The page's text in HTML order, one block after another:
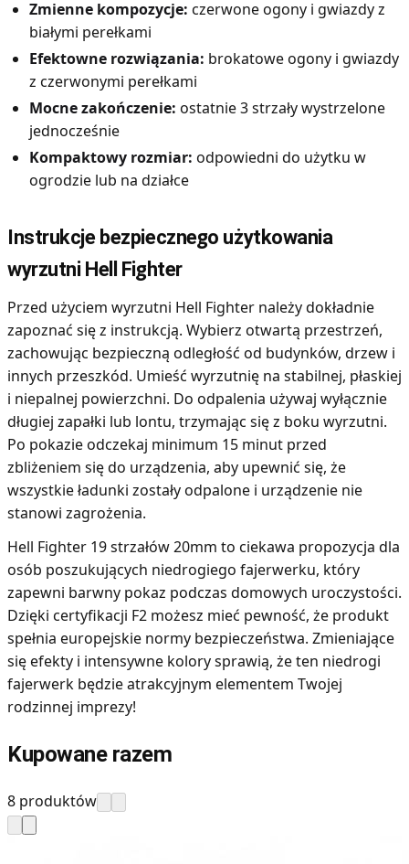
Zmienne kompozycje: czerwone ogony i gwiazdy z
białymi perełkami
Efektowne rozwiązania: brokatowe ogony i gwiazdy
z czerwonymi perełkami
Mocne zakończenie: ostatnie 3 strzały wystrzelone
jednocześnie
Kompaktowy rozmiar: odpowiedni do użytku w
ogrodzie lub na działce
Instrukcje bezpiecznego użytkowania
wyrzutni Hell Fighter
Przed użyciem wyrzutni Hell Fighter należy dokładnie
zapoznać się z instrukcją. Wybierz otwartą przestrzeń,
zachowując bezpieczną odległość od budynków, drzew i
innych przeszkód. Umieść wyrzutnię na stabilnej, płaskiej
i niepalnej powierzchni. Do odpalenia używaj wyłącznie
długiej zapałki lub lontu, trzymając się z boku wyrzutni.
Po pokazie odczekaj minimum 15 minut przed
zbliżeniem się do urządzenia, aby upewnić się, że
wszystkie ładunki zostały odpalone i urządzenie nie
stanowi zagrożenia.
Hell Fighter 19 strzałów 20mm to ciekawa propozycja dla
osób poszukujących niedrogiego fajerwerku, który
zapewni barwny pokaz podczas domowych uroczystości.
Dzięki certyfikacji F2 możesz mieć pewność, że produkt
spełnia europejskie normy bezpieczeństwa. Zmieniające
się efekty i intensywne kolory sprawią, że ten niedrogi
fajerwerk będzie atrakcyjnym elementem Twojej
rodzinnej imprezy!
Kupowane razem
8 produktów